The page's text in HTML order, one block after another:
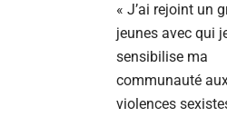
« J’ai rejoint un
jeunes avec qui
sensibilise ma
communauté
violences